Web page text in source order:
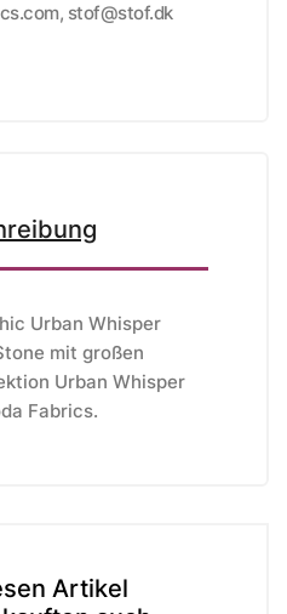
stof@stof.dk
Urban Whisper
mit großen
Urban Whisper
Fabrics.
Artikel